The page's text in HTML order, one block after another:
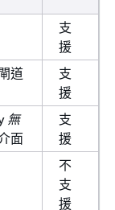
支
援
道
支
援
無
面
支
援
不
支
援